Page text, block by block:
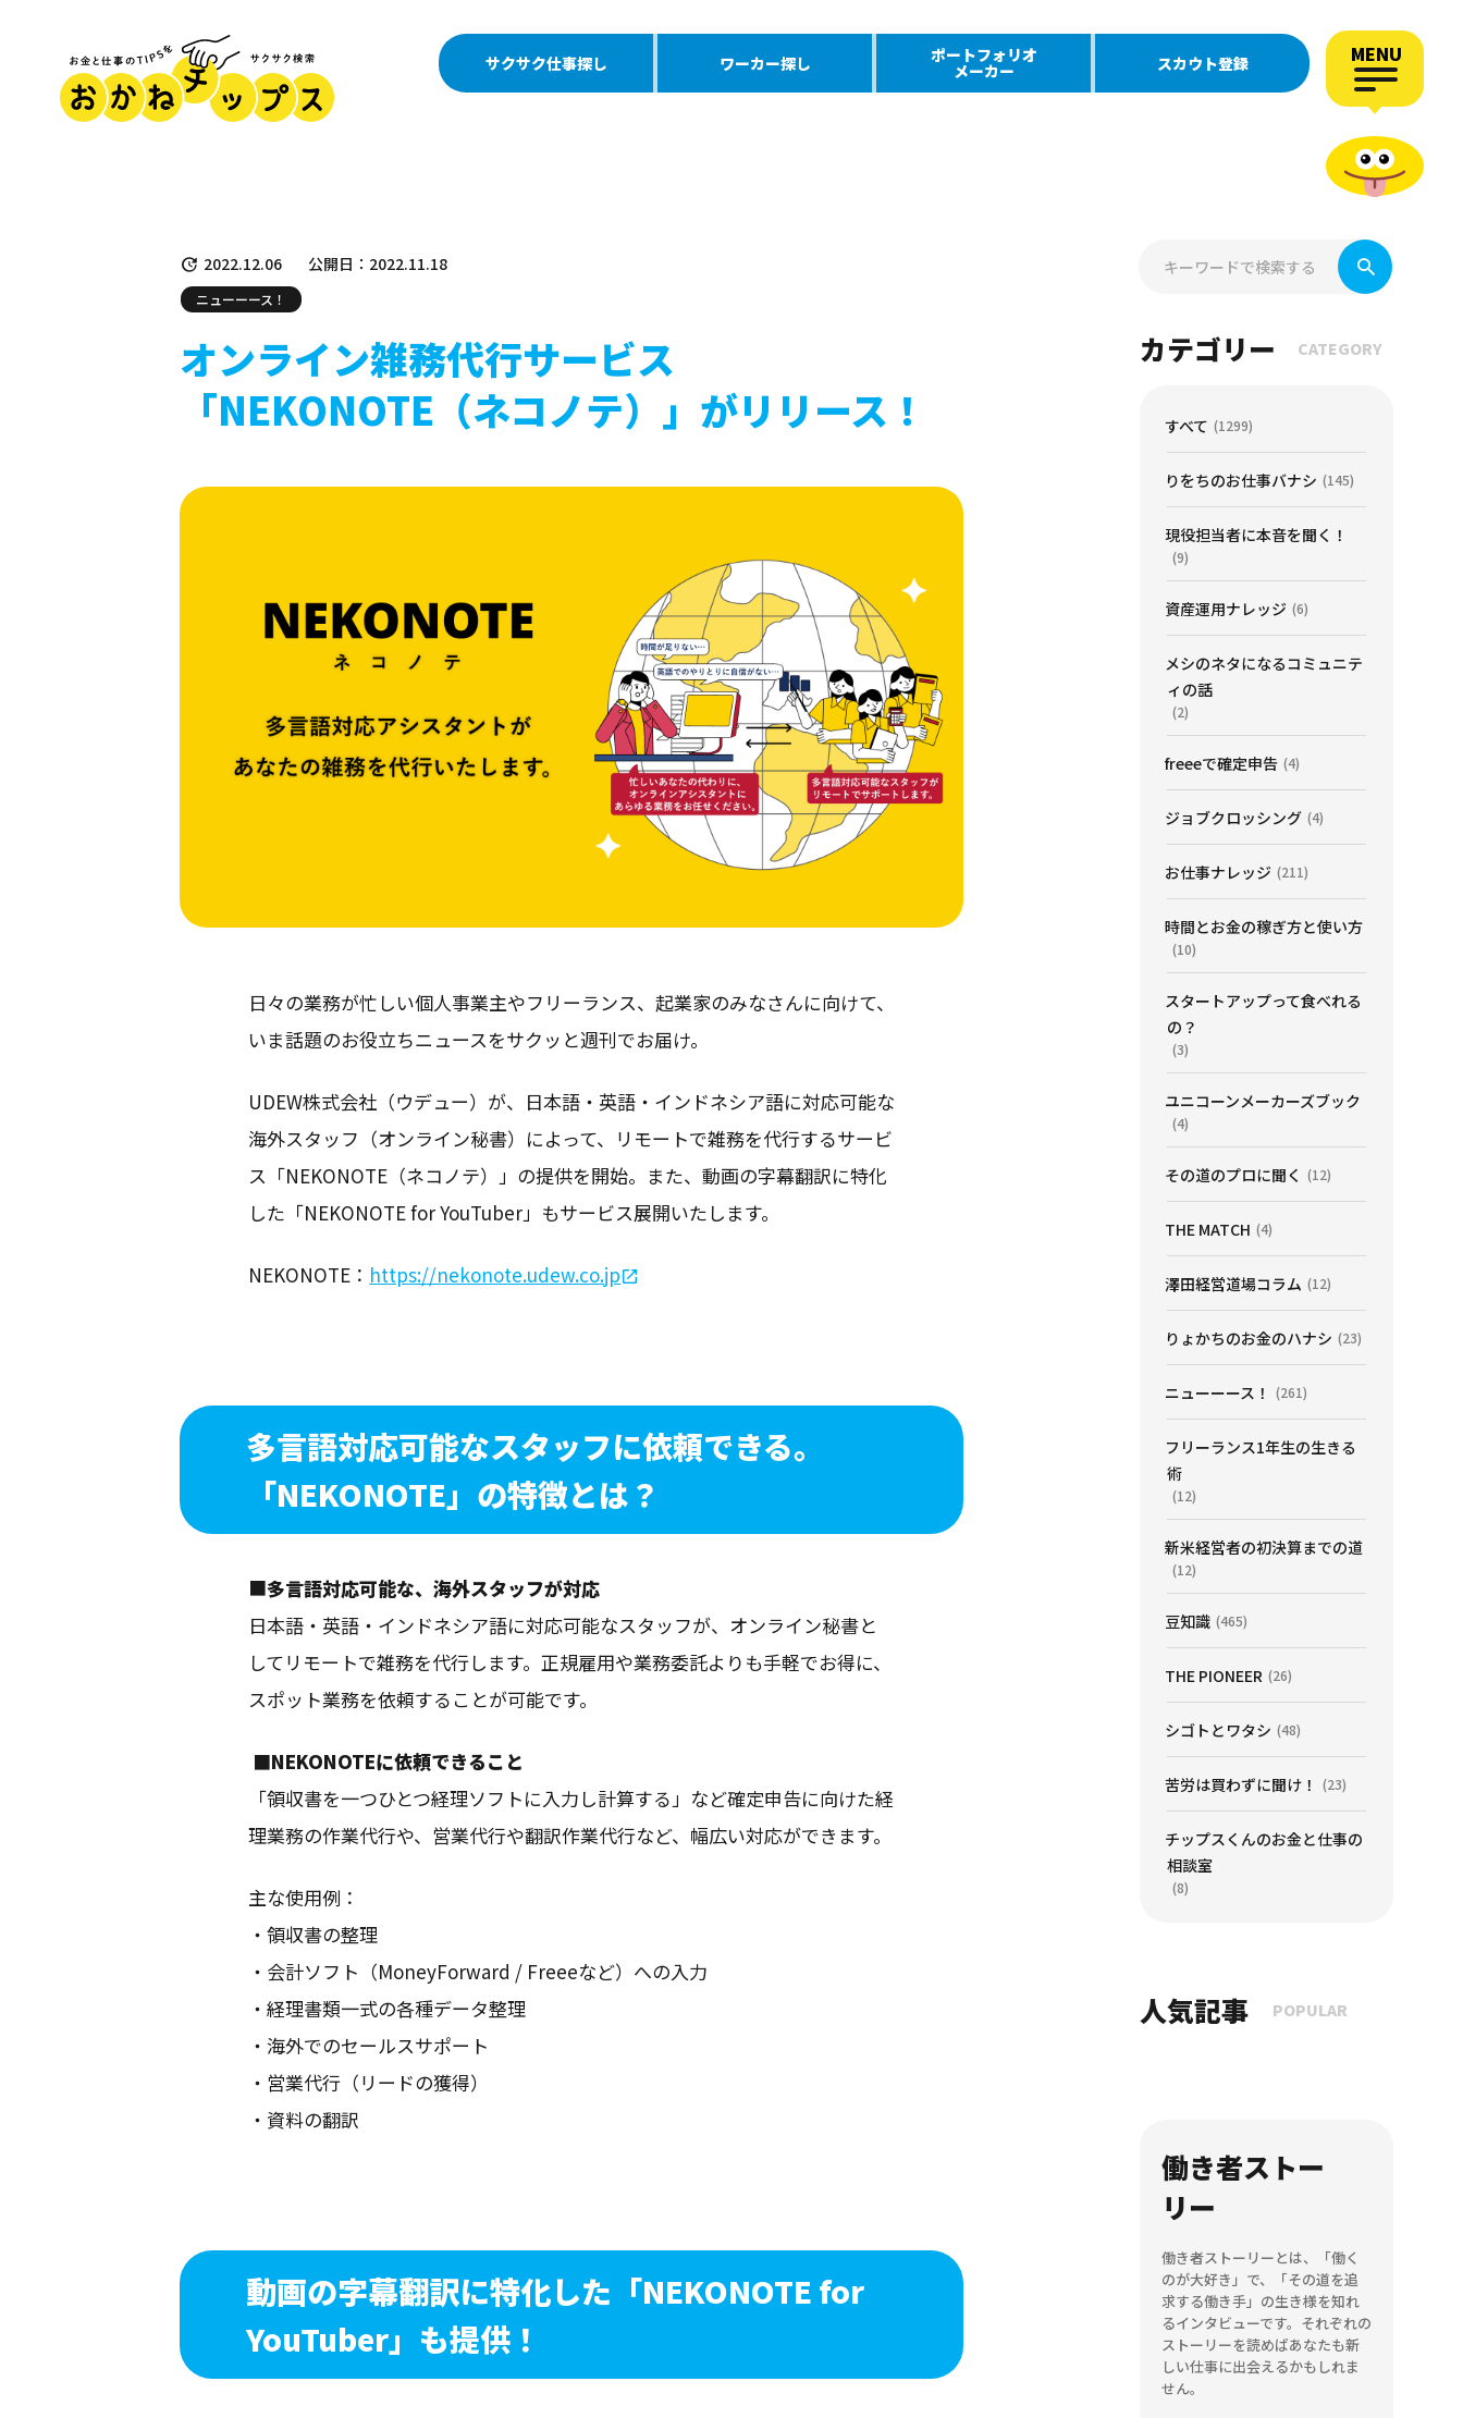
サクサク仕事探し ワーカー探し ポートフォリオ
メーカー スカウト登録 MENU
2022.12.06 公開日：2022.11.18
ニューーース！
オンライン雑務代行サービス
「NEKONOTE（ネコノテ）」がリリース！
日々の業務が忙しい個人事業主やフリーランス、起業家のみなさんに向けて、
いま話題のお役立ちニュースをサクッと週刊でお届け。
UDEW株式会社（ウデュー）が、日本語・英語・インドネシア語に対応可能な
海外スタッフ（オンライン秘書）によって、リモートで雑務を代行するサービ
ス「NEKONOTE（ネコノテ）」の提供を開始。また、動画の字幕翻訳に特化
した「NEKONOTE for YouTuber」もサービス展開いたします。
NEKONOTE： https://nekonote.udew.co.jp
多言語対応可能なスタッフに依頼できる。
「NEKONOTE」の特徴とは？
■多言語対応可能な、海外スタッフが対応
日本語・英語・インドネシア語に対応可能なスタッフが、オンライン秘書と
してリモートで雑務を代行します。正規雇用や業務委託よりも手軽でお得に、
スポット業務を依頼することが可能です。
■NEKONOTEに依頼できること
「領収書を一つひとつ経理ソフトに入力し計算する」など確定申告に向けた経
理業務の作業代行や、営業代行や翻訳作業代行など、幅広い対応ができます。
主な使用例：
・領収書の整理
・会計ソフト（MoneyForward / Freeeなど）への入力
・経理書類一式の各種データ整理
・海外でのセールスサポート
・営業代行（リードの獲得）
・資料の翻訳
動画の字幕翻訳に特化した「NEKONOTE for
YouTuber」も提供！
カテゴリー CATEGORY
すべて (1299)
りをちのお仕事バナシ (145)
現役担当者に本音を聞く！
(9)
資産運用ナレッジ (6)
メシのネタになるコミュニテ
ィの話
(2)
freeeで確定申告 (4)
ジョブクロッシング (4)
お仕事ナレッジ (211)
時間とお金の稼ぎ方と使い方
(10)
スタートアップって食べれる
の？
(3)
ユニコーンメーカーズブック
(4)
その道のプロに聞く (12)
THE MATCH (4)
澤田経営道場コラム (12)
りょかちのお金のハナシ (23)
ニューーース！ (261)
フリーランス1年生の生きる
術
(12)
新米経営者の初決算までの道
(12)
豆知識 (465)
THE PIONEER (26)
シゴトとワタシ (48)
苦労は買わずに聞け！ (23)
チップスくんのお金と仕事の
相談室
(8)
人気記事 POPULAR
働き者ストー
リー
働き者ストーリーとは、「働く
のが大好き」で、「その道を追
求する働き手」の生き様を知れ
るインタビューです。それぞれの
ストーリーを読めばあなたも新
しい仕事に出会えるかもしれま
せん。